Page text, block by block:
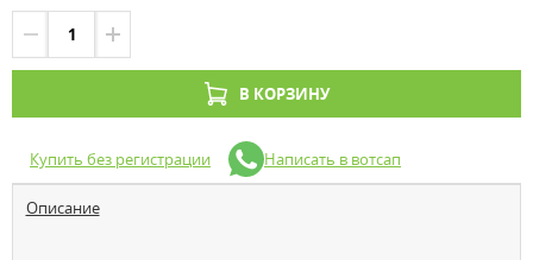
В КОРЗИНУ
Купить без регистрации Написать в вотсап
Описание